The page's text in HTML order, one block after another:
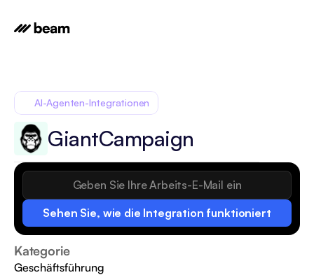
Sehen Sie, wie die Integration funktioniert
Kategorie
Geschäftsführung
AI-Agenten-Integrationen
GiantCampaign